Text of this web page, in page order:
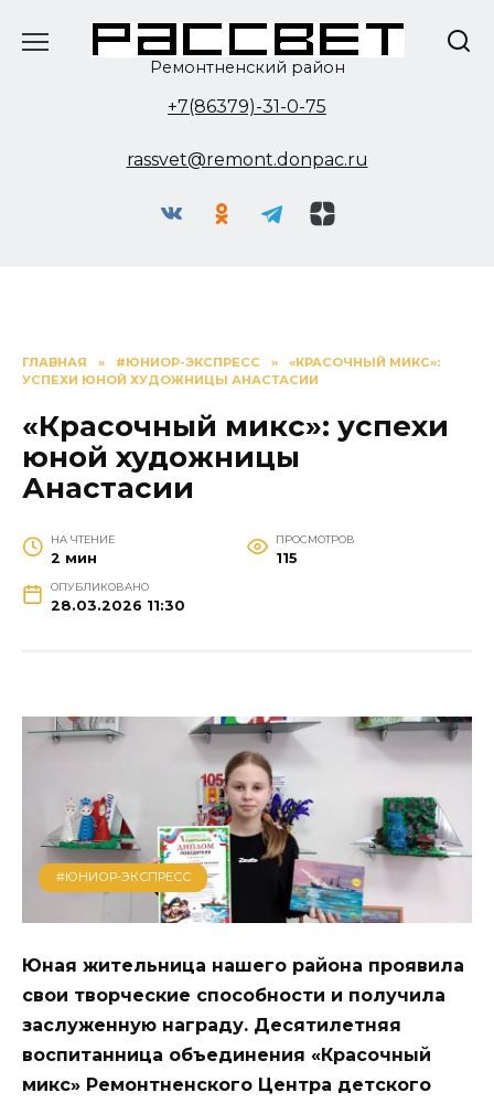
Ремонтненский район
+7(86379)-31-0-75
rassvet@remont.donpac.ru
ГЛАВНАЯ » #ЮНИОР-ЭКСПРЕСС »
«КРАСОЧНЫЙ МИКС»:
УСПЕХИ ЮНОЙ ХУДОЖНИЦЫ АНАСТАСИИ
«Красочный микс»: успехи
юной художницы
Анастасии
НА ЧТЕНИЕ
2 мин
ПРОСМОТРОВ
115
ОПУБЛИКОВАНО
28.03.2026 11:30
#ЮНИОР-ЭКСПРЕСС
Юная жительница нашего района проявила
свои творческие способности и получила
заслуженную награду. Десятилетняя
воспитанница объединения «Красочный
микс» Ремонтненского Центра детского